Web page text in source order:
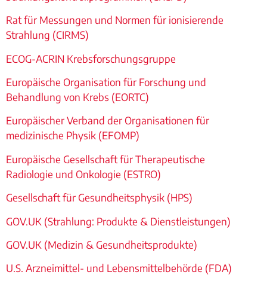
Rat für Messungen und Normen für ionisierende
Strahlung (CIRMS)
ECOG-ACRIN Krebsforschungsgruppe
Europäische Organisation für Forschung und
Behandlung von Krebs (EORTC)
Europäischer Verband der Organisationen für
medizinische Physik (EFOMP)
Europäische Gesellschaft für Therapeutische
Radiologie und Onkologie (ESTRO)
Gesellschaft für Gesundheitsphysik (HPS)
GOV.UK (Strahlung: Produkte & Dienstleistungen)
GOV.UK (Medizin & Gesundheitsprodukte)
U.S. Arzneimittel- und Lebensmittelbehörde (FDA)